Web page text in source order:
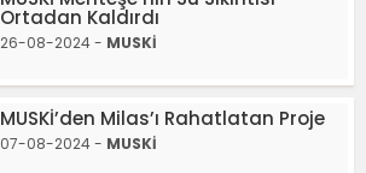
Ortadan Kaldırdı
26-08-2024 - MUSKİ
MUSKİ’den Milas’ı Rahatlatan Proje
07-08-2024 - MUSKİ